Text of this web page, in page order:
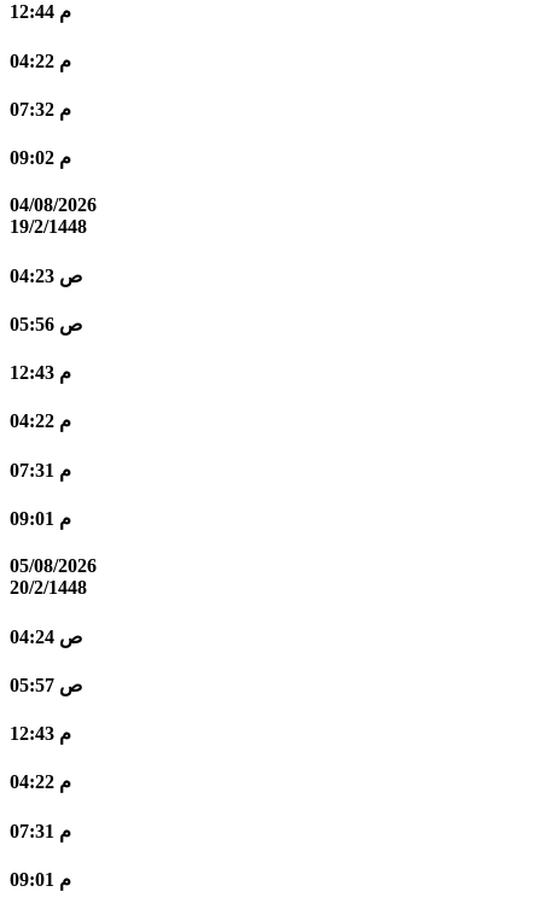
12:44 م
04:22 م
07:32 م
09:02 م
04/08/2026
19/2/1448
04:23 ص
05:56 ص
12:43 م
04:22 م
07:31 م
09:01 م
05/08/2026
20/2/1448
04:24 ص
05:57 ص
12:43 م
04:22 م
07:31 م
09:01 م